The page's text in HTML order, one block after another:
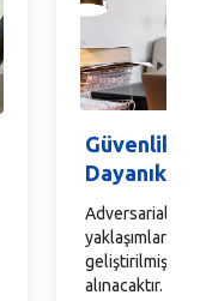
Güvenlik,
Adversarial
yaklaşımlar ve
geliştirilmiş
alınacaktır.